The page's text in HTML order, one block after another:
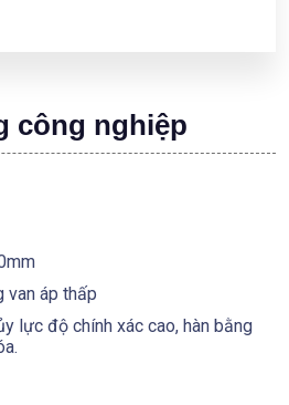
công nghiệp
van áp thấp
lực độ chính xác cao, hàn bằng